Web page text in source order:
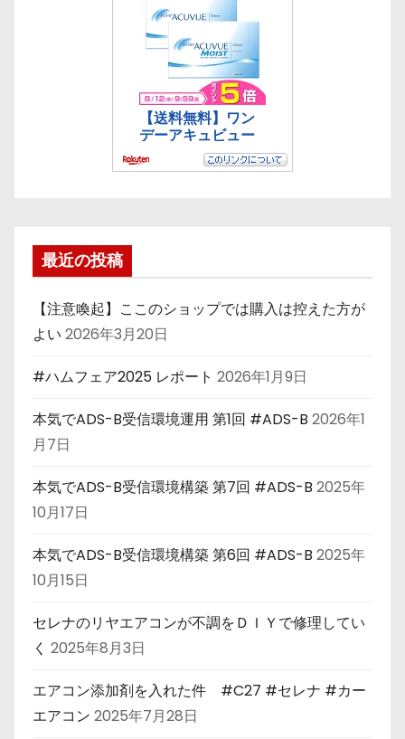
最近の投稿
【注意喚起】ここのショップでは購入は控えた方が
よい 2026年3月20日
#ハムフェア2025 レポート 2026年1月9日
本気でADS-B受信環境運用 第1回 #ADS-B 2026年1
月7日
本気でADS-B受信環境構築 第7回 #ADS-B 2025年
10月17日
本気でADS-B受信環境構築 第6回 #ADS-B 2025年
10月15日
セレナのリヤエアコンが不調をＤＩＹで修理してい
く 2025年8月3日
エアコン添加剤を入れた件 #C27 #セレナ #カー
エアコン 2025年7月28日